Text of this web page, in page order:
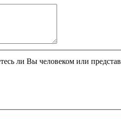
ли Вы человеком или